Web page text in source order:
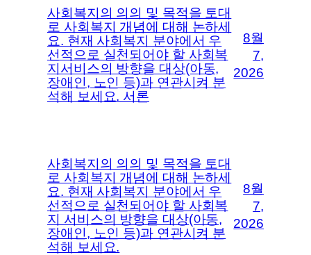
사회복지의 의의 및 목적을 토대
로 사회복지 개념에 대해 논하세
요. 현재 사회복지 분야에서 우
선적으로 실천되어야 할 사회복
지서비스의 방향을 대상(아동,
장애인, 노인 등)과 연관시켜 분
석해 보세요. 서론
8월
7,
2026
사회복지의 의의 및 목적을 토대
로 사회복지 개념에 대해 논하세
요. 현재 사회복지 분야에서 우
선적으로 실천되어야 할 사회복
지 서비스의 방향을 대상(아동,
장애인, 노인 등)과 연관시켜 분
석해 보세요.
8월
7,
2026